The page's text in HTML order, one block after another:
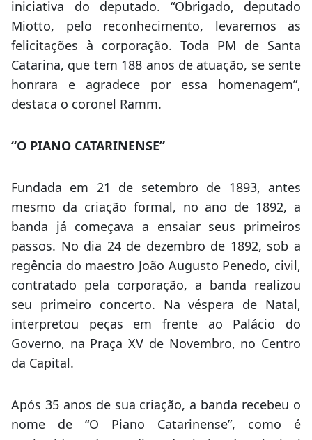
iniciativa do deputado. “Obrigado, deputado
Miotto, pelo reconhecimento, levaremos as
felicitações à corporação. Toda PM de Santa
Catarina, que tem 188 anos de atuação, se sente
honrara e agradece por essa homenagem”,
destaca o coronel Ramm.
“O PIANO CATARINENSE”
Fundada em 21 de setembro de 1893, antes
mesmo da criação formal, no ano de 1892, a
banda já começava a ensaiar seus primeiros
passos. No dia 24 de dezembro de 1892, sob a
regência do maestro João Augusto Penedo, civil,
contratado pela corporação, a banda realizou
seu primeiro concerto. Na véspera de Natal,
interpretou peças em frente ao Palácio do
Governo, na Praça XV de Novembro, no Centro
da Capital.
Após 35 anos de sua criação, a banda recebeu o
nome de “O Piano Catarinense”, como é